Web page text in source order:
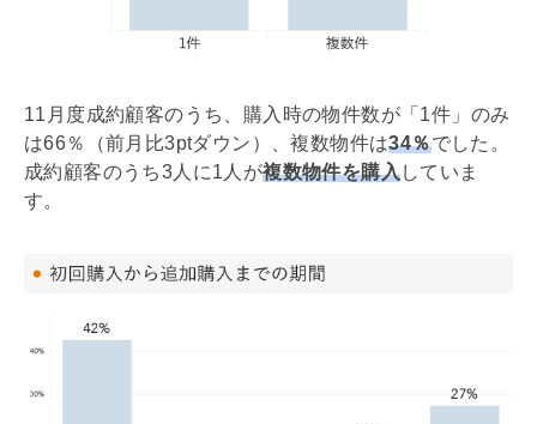
11月度成約顧客のうち、購入時の物件数が「1件」のみ
は66％（前月比3ptダウン）、複数物件は34％でした。
成約顧客のうち3人に1人が複数物件を購入していま
す。